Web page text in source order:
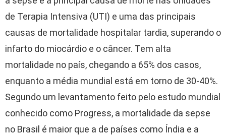
de Terapia Intensiva (UTI) e uma das principais
causas de mortalidade hospitalar tardia, superando o
infarto do miocárdio e o câncer. Tem alta
mortalidade no país, chegando a 65% dos casos,
enquanto a média mundial está em torno de 30-40%.
Segundo um levantamento feito pelo estudo mundial
conhecido como Progress, a mortalidade da sepse
no Brasil é maior que a de países como Índia e a